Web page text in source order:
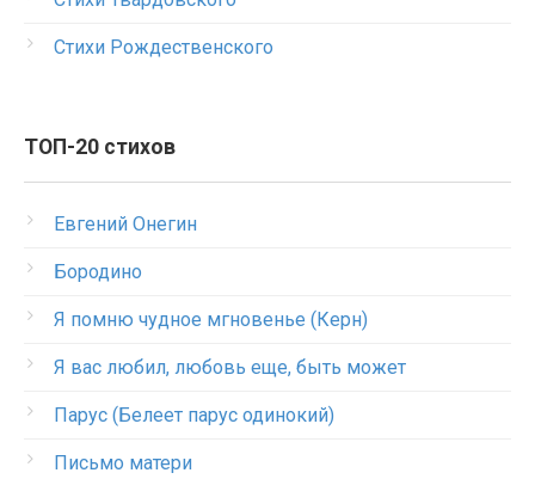
Стихи Рождественского
ТОП-20 стихов
Евгений Онегин
Бородино
Я помню чудное мгновенье (Керн)
Я вас любил, любовь еще, быть может
Парус (Белеет парус одинокий)
Письмо матери